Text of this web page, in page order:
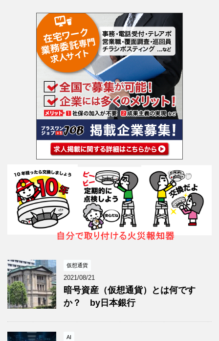
仮想通貨
2021/08/21
暗号資産（仮想通貨）とは何です
か？ by日本銀行
AI